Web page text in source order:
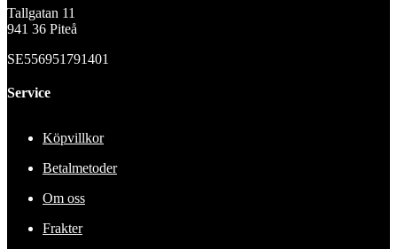
Tallgatan 11
941 36 Piteå
SE556951791401
Service
Köpvillkor
Betalmetoder
Om oss
Frakter